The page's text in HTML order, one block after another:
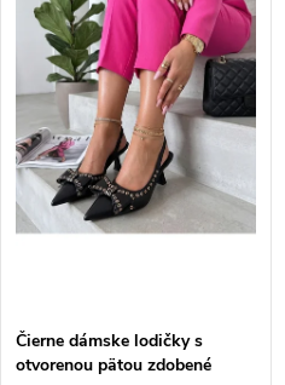
o
d
u
k
t
Abecedne
r
d
u
k
Čierne dámske lodičky s
otvorenou pätou zdobené